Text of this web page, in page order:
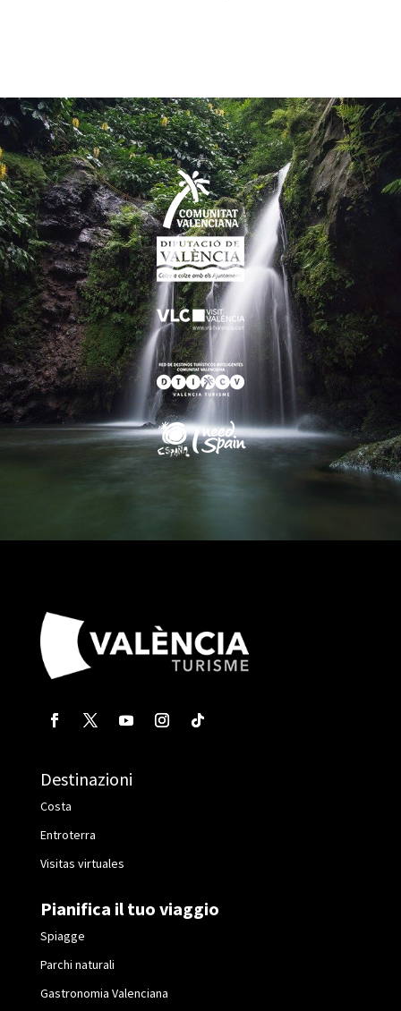
Destinazioni
Costa
Entroterra
Visitas virtuales
Pianifica il tuo viaggio
Spiagge
Parchi naturali
Gastronomia Valenciana